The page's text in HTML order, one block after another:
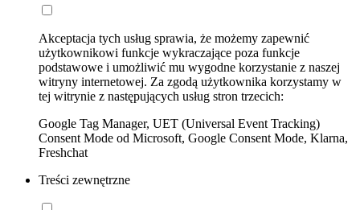
Akceptacja tych usług sprawia, że możemy zapewnić
użytkownikowi funkcje wykraczające poza funkcje
podstawowe i umożliwić mu wygodne korzystanie z naszej
witryny internetowej. Za zgodą użytkownika korzystamy w
tej witrynie z następujących usług stron trzecich:
Google Tag Manager, UET (Universal Event Tracking)
Consent Mode od Microsoft, Google Consent Mode, Klarna,
Freshchat
Treści zewnętrzne